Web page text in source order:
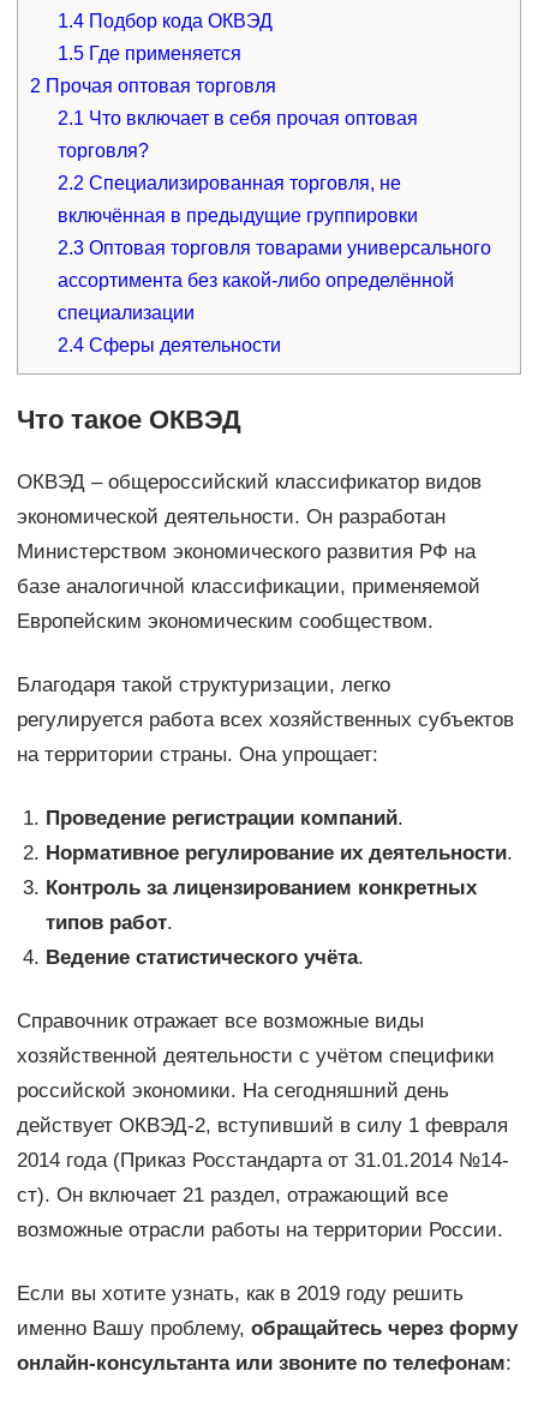
1.4 Подбор кода ОКВЭД
1.5 Где применяется
2 Прочая оптовая торговля
2.1 Что включает в себя прочая оптовая
торговля?
2.2 Специализированная торговля, не
включённая в предыдущие группировки
2.3 Оптовая торговля товарами универсального
ассортимента без какой-либо определённой
специализации
2.4 Сферы деятельности
Что такое ОКВЭД
ОКВЭД – общероссийский классификатор видов
экономической деятельности. Он разработан
Министерством экономического развития РФ на
базе аналогичной классификации, применяемой
Европейским экономическим сообществом.
Благодаря такой структуризации, легко
регулируется работа всех хозяйственных субъектов
на территории страны. Она упрощает:
Проведение регистрации компаний.
Нормативное регулирование их деятельности.
Контроль за лицензированием конкретных
типов работ.
Ведение статистического учёта.
Справочник отражает все возможные виды
хозяйственной деятельности с учётом специфики
российской экономики. На сегодняшний день
действует ОКВЭД-2, вступивший в силу 1 февраля
2014 года (Приказ Росстандарта от 31.01.2014 №14-
ст). Он включает 21 раздел, отражающий все
возможные отрасли работы на территории России.
Если вы хотите узнать, как в 2019 году решить
именно Вашу проблему, обращайтесь через форму
онлайн-консультанта или звоните по телефонам: